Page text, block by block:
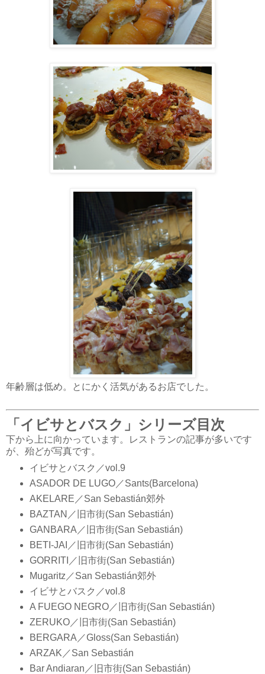
年齢層は低め。とにかく活気があるお店でした。
「イビサとバスク」シリーズ目次
下から上に向かっています。レストランの記事が多いです
が、殆どが写真です。
イビサとバスク／vol.9
ASADOR DE LUGO／Sants(Barcelona)
AKELARE／San Sebastián郊外
BAZTAN／旧市街(San Sebastián)
GANBARA／旧市街(San Sebastián)
BETI-JAI／旧市街(San Sebastián)
GORRITI／旧市街(San Sebastián)
Mugaritz／San Sebastián郊外
イビサとバスク／vol.8
A FUEGO NEGRO／旧市街(San Sebastián)
ZERUKO／旧市街(San Sebastián)
BERGARA／Gloss(San Sebastián)
ARZAK／San Sebastián
Bar Andiaran／旧市街(San Sebastián)